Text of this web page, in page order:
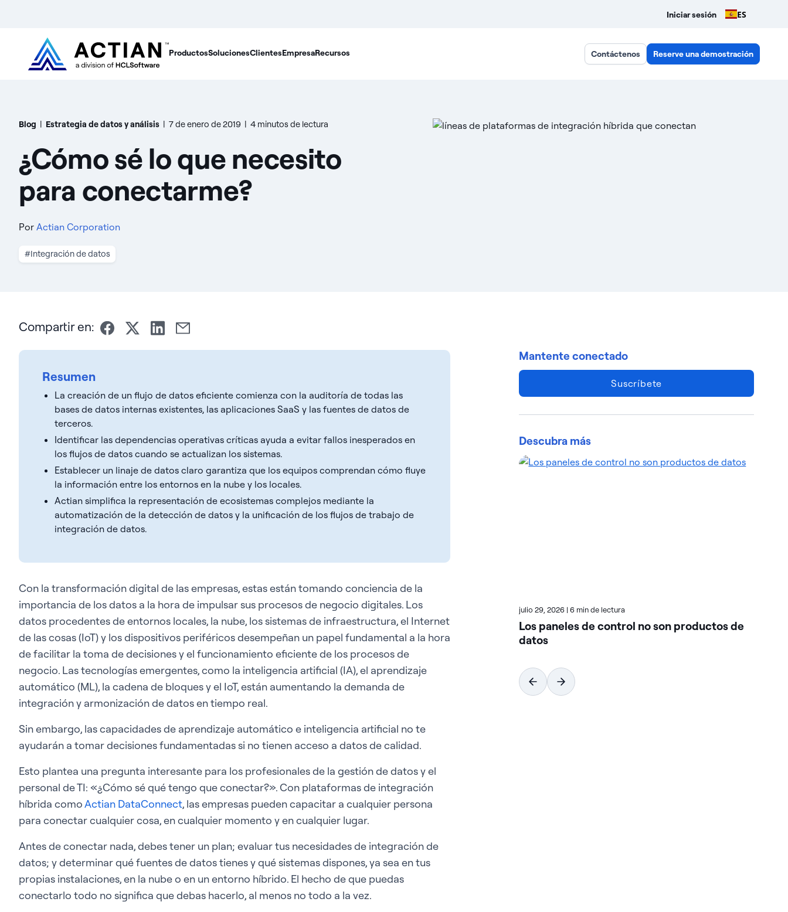
Iniciar sesión ES
ProductosSolucionesClientesEmpresaRecursos Contáctenos Reserve una demostración
Blog | Estrategia de datos y análisis | 7 de enero de 2019 | 4 minutos de lectura
¿Cómo sé lo que necesito
para conectarme?
Por Actian Corporation
#Integración de datos
Compartir en:
Resumen
La creación de un flujo de datos eficiente comienza con la auditoría de todas las
bases de datos internas existentes, las aplicaciones SaaS y las fuentes de datos de
terceros.
Identificar las dependencias operativas críticas ayuda a evitar fallos inesperados en
los flujos de datos cuando se actualizan los sistemas.
Establecer un linaje de datos claro garantiza que los equipos comprendan cómo fluye
la información entre los entornos en la nube y los locales.
Actian simplifica la representación de ecosistemas complejos mediante la
automatización de la detección de datos y la unificación de los flujos de trabajo de
integración de datos.
Con la transformación digital de las empresas, estas están tomando conciencia de la
importancia de los datos a la hora de impulsar sus procesos de negocio digitales. Los
datos procedentes de entornos locales, la nube, los sistemas de infraestructura, el Internet
de las cosas (IoT) y los dispositivos periféricos desempeñan un papel fundamental a la hora
de facilitar la toma de decisiones y el funcionamiento eficiente de los procesos de
negocio. Las tecnologías emergentes, como la inteligencia artificial (IA), el aprendizaje
automático (ML), la cadena de bloques y el IoT, están aumentando la demanda de
integración y armonización de datos en tiempo real.
Sin embargo, las capacidades de aprendizaje automático e inteligencia artificial no te
ayudarán a tomar decisiones fundamentadas si no tienen acceso a datos de calidad.
Esto plantea una pregunta interesante para los profesionales de la gestión de datos y el
personal de TI: «¿Cómo sé qué tengo que conectar?». Con plataformas de integración
híbrida comoActian DataConnect, las empresas pueden capacitar a cualquier persona
para conectar cualquier cosa, en cualquier momento y en cualquier lugar.
Antes de conectar nada, debes tener un plan; evaluar tus necesidades de integración de
datos; y determinar qué fuentes de datos tienes y qué sistemas dispones, ya sea en tus
propias instalaciones, en la nube o en un entorno híbrido. El hecho de que puedas
conectarlo todo no significa que debas hacerlo, al menos no todo a la vez.
Mantente conectado
Suscríbete
Descubra más
julio 29, 2026 | 6 min de lectura
Los paneles de control no son productos de
datos